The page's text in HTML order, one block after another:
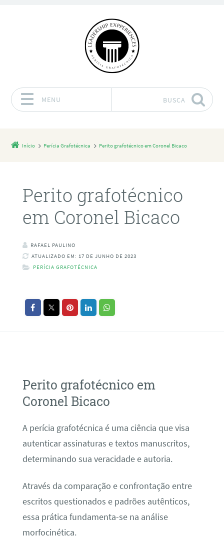
MENU BUSCA
Início Perícia Grafotécnica Perito grafotécnico em Coronel Bicaco
Perito grafotécnico
em Coronel Bicaco
RAFAEL PAULINO
ATUALIZADO EM: 17 DE JUNHO DE 2023
PERÍCIA GRAFOTÉCNICA
Perito grafotécnico em
Coronel Bicaco
A perícia grafotécnica é uma ciência que visa
autenticar assinaturas e textos manuscritos,
determinando sua veracidade e autoria.
Através da comparação e confrontação entre
escritos questionados e padrões autênticos,
essa prática fundamenta-se na análise
morfocinética.